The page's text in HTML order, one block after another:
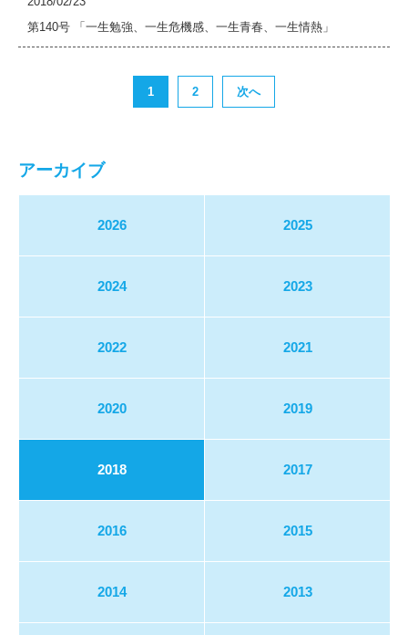
第140号 「一生勉強、一生危機感、一生青春、一生情熱」
1 2 次へ
アーカイブ
2026 2025
2024 2023
2022 2021
2020 2019
2018 2017
2016 2015
2014 2013